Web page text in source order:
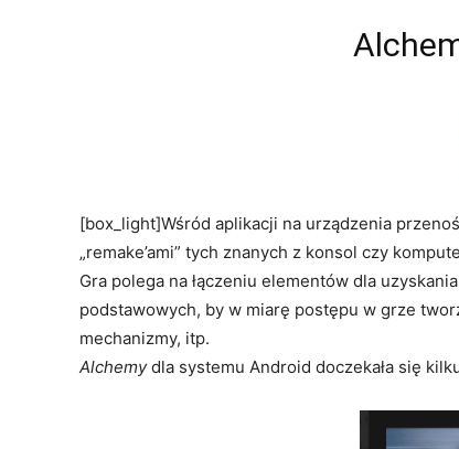
[box_light]Wśród aplikacji na urządzenia
„remake’ami” tych znanych z konsol czy
Gra polega na łączeniu elementów dla
podstawowych, by w miarę postępu w grze
mechanizmy, itp.
Alchemydla systemu Android doczekała się